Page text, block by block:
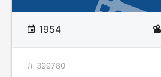
1954
399780